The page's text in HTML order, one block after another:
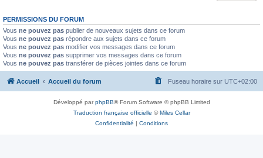
PERMISSIONS DU FORUM
Vous ne pouvez pas publier de nouveaux sujets dans ce forum
Vous ne pouvez pas répondre aux sujets dans ce forum
Vous ne pouvez pas modifier vos messages dans ce forum
Vous ne pouvez pas supprimer vos messages dans ce forum
Vous ne pouvez pas transférer de pièces jointes dans ce forum
Accueil Accueil du forum Fuseau horaire sur UTC+02:00
Développé parphpBB® Forum Software © phpBB Limited
Traduction française officielle ©Miles Cellar
Confidentialité | Conditions